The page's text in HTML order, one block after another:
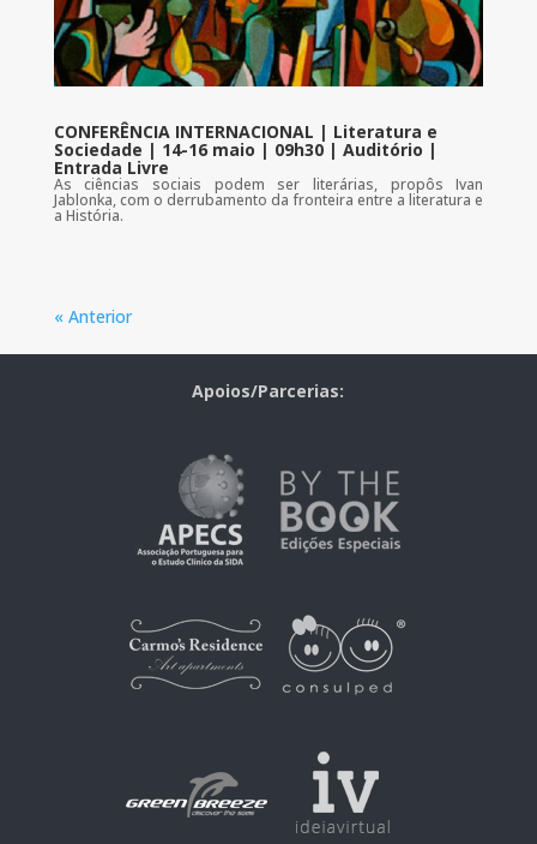
CONFERÊNCIA INTERNACIONAL | Literatura e
Sociedade | 14-16 maio | 09h30 | Auditório |
Entrada Livre
As ciências sociais podem ser literárias, propôs Ivan
Jablonka, com o derrubamento da fronteira entre a literatura e
a História.
« Anterior
Apoios/Parcerias: